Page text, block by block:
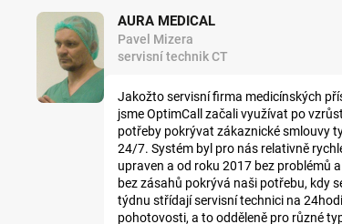
AURA MEDICAL
Pavel Mizera
servisní technik CT
Jakožto servisní firma medicínských
jsme OptimCall začali využívat po
potřeby pokrývat zákaznické smlouvy
24/7. Systém byl pro nás relativně
upraven a od roku 2017 bez problémů
bez zásahů pokrývá naši potřebu, kdy
týdnu střídají servisní technici na
pohotovosti, a to odděleně pro různé